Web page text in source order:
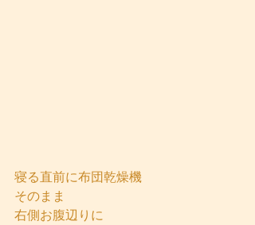
寝る直前に布団乾燥機
そのまま
右側お腹辺りに